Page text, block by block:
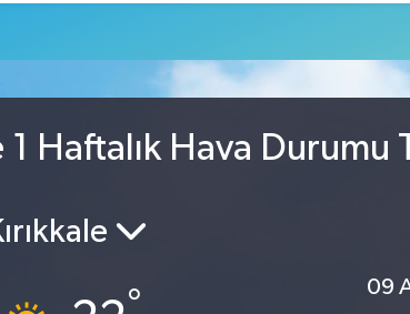
1 Haftalık Hava Durumu
°
09